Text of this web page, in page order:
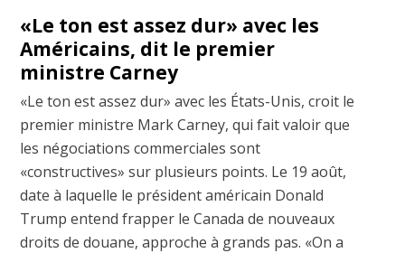
«Le ton est assez dur» avec les
Américains, dit le premier
ministre Carney
«Le ton est assez dur» avec les États-Unis, croit le
premier ministre Mark Carney, qui fait valoir que
les négociations commerciales sont
«constructives» sur plusieurs points. Le 19 août,
date à laquelle le président américain Donald
Trump entend frapper le Canada de nouveaux
droits de douane, approche à grands pas. «On a